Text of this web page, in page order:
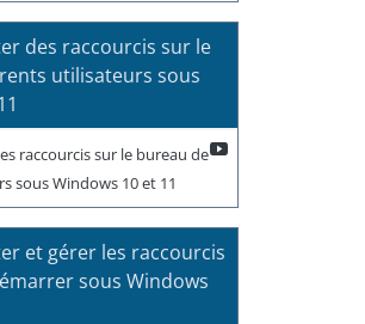
des raccourcis sur le
utilisateurs sous
raccourcis sur le bureau de
sous Windows 10 et 11
et gérer les raccourcis
sous Windows